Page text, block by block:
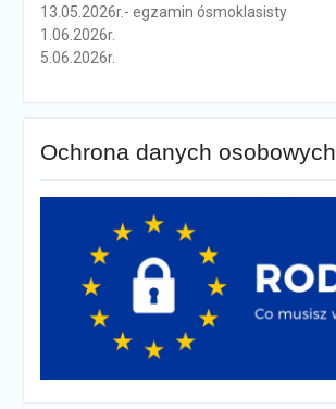
13.05.2026r.- egzamin ósmoklasisty
1.06.2026r.
5.06.2026r.
Ochrona danych osobowych